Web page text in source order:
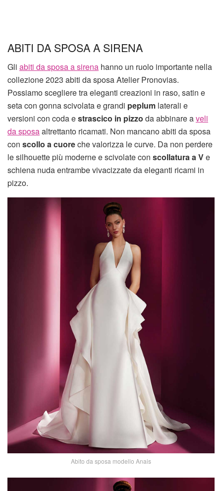
ABITI DA SPOSA A SIRENA
Gli abiti da sposa a sirena hanno un ruolo importante nella
collezione 2023 abiti da sposa Atelier Pronovias.
Possiamo scegliere tra eleganti creazioni in raso, satin e
seta con gonna scivolata e grandi peplum laterali e
versioni con coda estrascico in pizzo da abbinare aveli
da sposaaltrettanto ricamati. Non mancano abiti da sposa
con scollo a cuoreche valorizza le curve. Da non perdere
le silhouette più moderne e scivolate con scollatura a Ve
schiena nuda entrambe vivacizzate da eleganti ricami in
pizzo.
Abito da sposa modello Anais